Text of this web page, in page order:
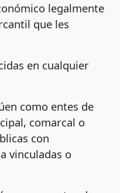
legalmente
que les
en cualquier
como entes de
comarcal o
con
vinculadas o